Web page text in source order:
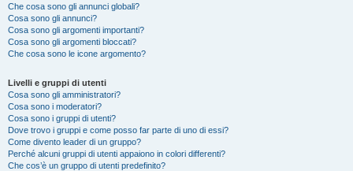
Che cosa sono gli annunci globali?
Cosa sono gli annunci?
Cosa sono gli argomenti importanti?
Cosa sono gli argomenti bloccati?
Che cosa sono le icone argomento?
Livelli e gruppi di utenti
Cosa sono gli amministratori?
Cosa sono i moderatori?
Cosa sono i gruppi di utenti?
Dove trovo i gruppi e come posso far parte di uno di essi?
Come divento leader di un gruppo?
Perché alcuni gruppi di utenti appaiono in colori differenti?
Che cos’è un gruppo di utenti predefinito?